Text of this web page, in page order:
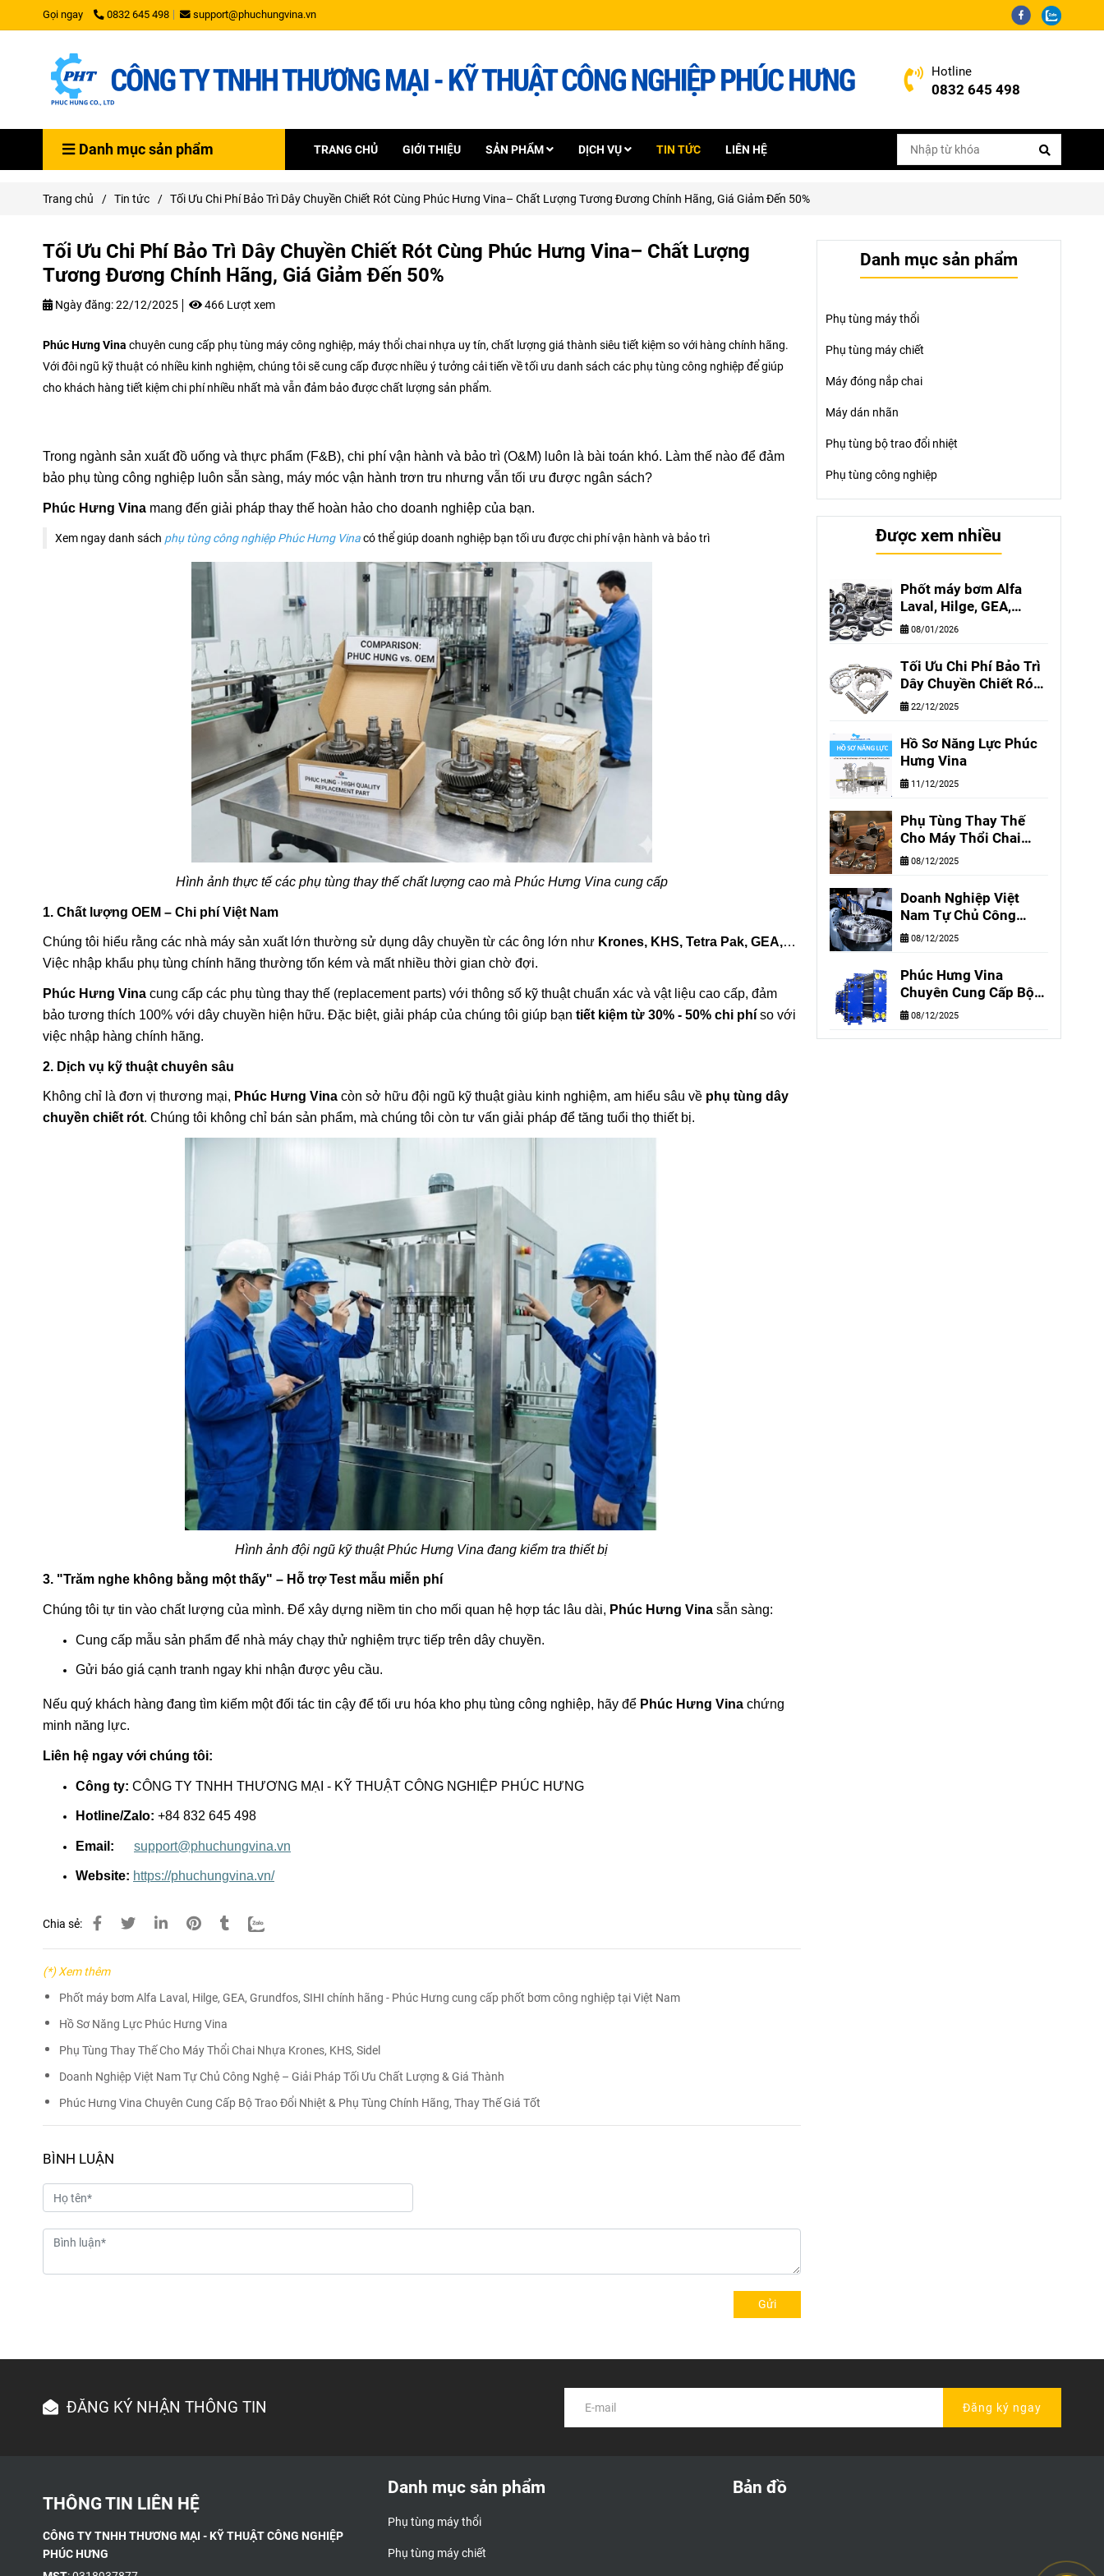
Gọi ngay 0832 645 498 support@phuchungvina.vn
Hotline
0832 645 498
Danh mục sản phẩm TRANG CHỦ GIỚI THIỆU SẢN PHẨM DỊCH VỤ TIN TỨC LIÊN HỆ
Trang chủ / Tin tức / Tối Ưu Chi Phí Bảo Trì Dây Chuyền Chiết Rót Cùng Phúc Hưng Vina– Chất Lượng Tương Đương Chính Hãng, Giá Giảm Đến 50%
Tối Ưu Chi Phí Bảo Trì Dây Chuyền Chiết Rót Cùng Phúc Hưng Vina– Chất Lượng
Tương Đương Chính Hãng, Giá Giảm Đến 50%
Ngày đăng:22/12/2025 466 Lượt xem
Phúc Hưng Vina chuyên cung cấp phụ tùng máy công nghiệp, máy thổi chai nhựa uy tín, chất lượng giá thành siêu tiết kiệm so với hàng chính hãng.
Với đôi ngũ kỹ thuật có nhiều kinh nghiệm, chúng tôi sẽ cung cấp được nhiều ý tưởng cải tiến về tối ưu danh sách các phụ tùng công nghiệp để giúp
cho khách hàng tiết kiệm chi phí nhiều nhất mà vẫn đảm bảo được chất lượng sản phẩm.
Trong ngành sản xuất đồ uống và thực phẩm (F&B), chi phí vận hành và bảo trì (O&M) luôn là bài toán khó. Làm thế nào để đảm
bảo phụ tùng công nghiệp luôn sẵn sàng, máy móc vận hành trơn tru nhưng vẫn tối ưu được ngân sách?
Phúc Hưng Vina mang đến giải pháp thay thế hoàn hảo cho doanh nghiệp của bạn.
Xem ngay danh sách phụ tùng công nghiệp Phúc Hưng Vinacó thể giúp doanh nghiệp bạn tối ưu được chi phí vận hành và bảo trì
Hình ảnh thực tế các phụ tùng thay thế chất lượng cao mà Phúc Hưng Vina cung cấp
1. Chất lượng OEM – Chi phí Việt Nam
Chúng tôi hiểu rằng các nhà máy sản xuất lớn thường sử dụng dây chuyền từ các ông lớn như Krones, KHS, Tetra Pak, GEA,…
Việc nhập khẩu phụ tùng chính hãng thường tốn kém và mất nhiều thời gian chờ đợi.
Phúc Hưng Vina cung cấp các phụ tùng thay thế (replacement parts) với thông số kỹ thuật chuẩn xác và vật liệu cao cấp, đảm
bảo tương thích 100% với dây chuyền hiện hữu. Đặc biệt, giải pháp của chúng tôi giúp bạn tiết kiệm từ 30% - 50% chi phí so với
việc nhập hàng chính hãng.
2. Dịch vụ kỹ thuật chuyên sâu
Không chỉ là đơn vị thương mại, Phúc Hưng Vina còn sở hữu đội ngũ kỹ thuật giàu kinh nghiệm, am hiểu sâu về phụ tùng dây
chuyền chiết rót. Chúng tôi không chỉ bán sản phẩm, mà chúng tôi còn tư vấn giải pháp để tăng tuổi thọ thiết bị.
Hình ảnh đội ngũ kỹ thuật Phúc Hưng Vina đang kiểm tra thiết bị
3. "Trăm nghe không bằng một thấy" – Hỗ trợ Test mẫu miễn phí
Chúng tôi tự tin vào chất lượng của mình. Để xây dựng niềm tin cho mối quan hệ hợp tác lâu dài, Phúc Hưng Vina sẵn sàng:
Cung cấp mẫu sản phẩm để nhà máy chạy thử nghiệm trực tiếp trên dây chuyền.
Gửi báo giá cạnh tranh ngay khi nhận được yêu cầu.
Nếu quý khách hàng đang tìm kiếm một đối tác tin cậy để tối ưu hóa kho phụ tùng công nghiệp, hãy để Phúc Hưng Vina chứng
minh năng lực.
Liên hệ ngay với chúng tôi:
Công ty: CÔNG TY TNHH THƯƠNG MẠI - KỸ THUẬT CÔNG NGHIỆP PHÚC HƯNG
Hotline/Zalo: +84 832 645 498
Email: support@phuchungvina.vn
Website: https://phuchungvina.vn/
Chia sẻ:
(*) Xem thêm
Phốt máy bơm Alfa Laval, Hilge, GEA, Grundfos, SIHI chính hãng - Phúc Hưng cung cấp phốt bơm công nghiệp tại Việt Nam
Hồ Sơ Năng Lực Phúc Hưng Vina
Phụ Tùng Thay Thế Cho Máy Thổi Chai Nhựa Krones, KHS, Sidel
Doanh Nghiệp Việt Nam Tự Chủ Công Nghệ – Giải Pháp Tối Ưu Chất Lượng & Giá Thành
Phúc Hưng Vina Chuyên Cung Cấp Bộ Trao Đổi Nhiệt & Phụ Tùng Chính Hãng, Thay Thế Giá Tốt
BÌNH LUẬN
Gửi
Danh mục sản phẩm
Phụ tùng máy thổi
Phụ tùng máy chiết
Máy đóng nắp chai
Máy dán nhãn
Phụ tùng bộ trao đổi nhiệt
Phụ tùng công nghiệp
Được xem nhiều
Phốt máy bơm Alfa
Laval, Hilge, GEA,
Grundfos, SIHI chính
cung cấp phốt bơm
công nghiệp tại Việt
Nam
08/01/2026
Tối Ưu Chi Phí Bảo Trì
Dây Chuyền Chiết Rót
Cùng Phúc Hưng
Tương Đương Chính
Hãng, Giá Giảm Đến
50%
22/12/2025
Hồ Sơ Năng Lực Phúc
Hưng Vina
11/12/2025
Phụ Tùng Thay Thế
Cho Máy Thổi Chai
Nhựa Krones, KHS,
08/12/2025
Doanh Nghiệp Việt
Nam Tự Chủ Công
Nghệ – Giải Pháp Tối
Thành
08/12/2025
Phúc Hưng Vina
Chuyên Cung Cấp Bộ
Trao Đổi Nhiệt & Phụ
Thay Thế Giá Tốt
08/12/2025
ĐĂNG KÝ NHẬN THÔNG TIN Đăng ký ngay
THÔNG TIN LIÊN HỆ
CÔNG TY TNHH THƯƠNG MẠI - KỸ THUẬT CÔNG NGHIỆP
PHÚC HƯNG
Danh mục sản phẩm
Phụ tùng máy thổi
Phụ tùng máy chiết
Bản đồ